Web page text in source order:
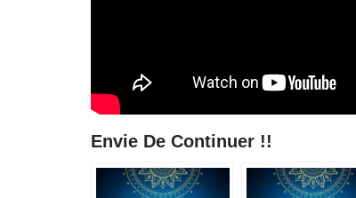
Envie De Continuer !!